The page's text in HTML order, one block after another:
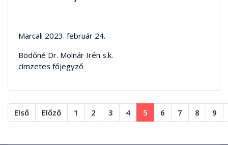
Marcali 2023. február 24.
Bödőné Dr. Molnár Irén s.k.
címzetes főjegyző
Első Előző 1 2 3 4 5 6 7 8 9